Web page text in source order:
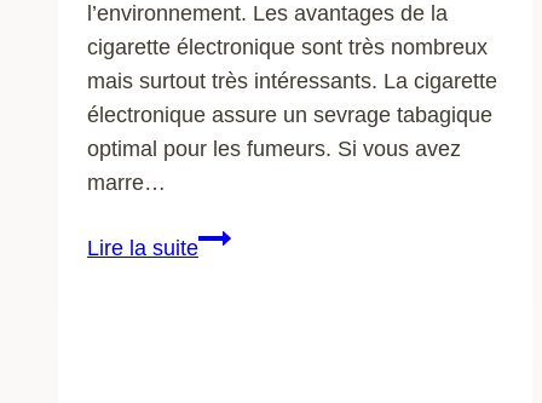
l’environnement. Les avantages de la
cigarette électronique sont très nombreux
mais surtout très intéressants. La cigarette
électronique assure un sevrage tabagique
optimal pour les fumeurs. Si vous avez
marre…
Lire la suiteCigarette